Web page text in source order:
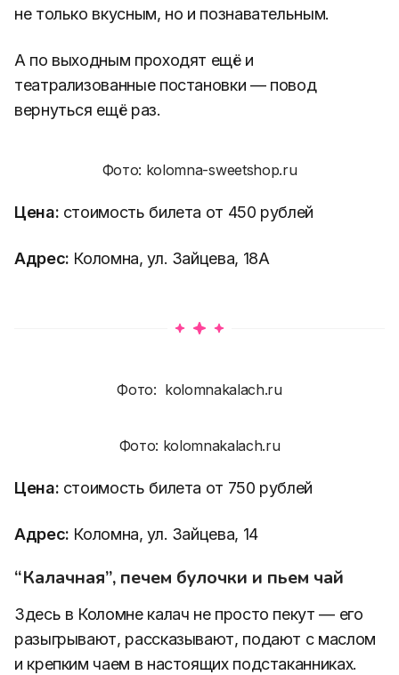
не только вкусным, но и познавательным.
А по выходным проходят ещё и
театрализованные постановки — повод
вернуться ещё раз.
Фото: kolomna-sweetshop.ru
Цена: стоимость билета от 450 рублей
Адрес: Коломна, ул. Зайцева, 18А
Фото: kolomnakalach.ru
Фото: kolomnakalach.ru
Цена: стоимость билета от 750 рублей
Адрес: Коломна, ул. Зайцева, 14
“Калачная”, печем булочки и пьем чай
Здесь в Коломне калач не просто пекут — его
разыгрывают, рассказывают, подают с маслом
и крепким чаем в настоящих подстаканниках.